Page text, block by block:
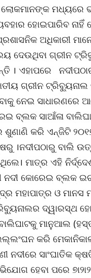
ଲୋକମାନଙ୍କ ମଧ୍ୟରେ
ହୋଇପାରିବ
ଅଧିକାରୀ
ଦେଉଥିବା ଗ୍ରୀନ
। ଏହାପରେ
ଗ୍ରୀନ ଟ୍ରିବ୍ୟୁନାଲ
ନେଇ
ବ୍ଲକ ସାଆଁଳା
ଶୁଣାଣି କରି ଏନ୍‌ଜିଟି
।ନଦୀପଠାରୁ ବାଲି
ମାତ୍ର ଏହି
ନଦୀ କୋରେଇ ବ୍ଲକ
ମହାପାତ୍ର ଓ ମାନସ
ଦ୍ୱାରସ୍ଥ
ମାନୁଆଲ
କରି
ନଦୀରେ ସାଂଘାତିକ
ହେବା ପରେ